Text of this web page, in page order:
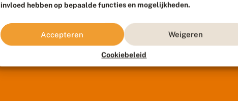
invloed hebben op bepaalde functies en mogelijkheden.
Accepteren Weigeren
Cookiebeleid